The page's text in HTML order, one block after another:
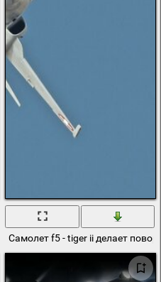
ес 665 tiger
Самолет f5 - tiger ii делает